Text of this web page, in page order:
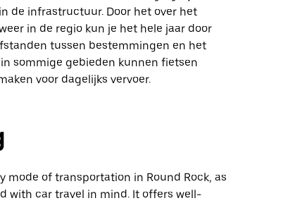
de infrastructuur. Door het over het
in de regio kun je het hele jaar door
tussen bestemmingen en het
sommige gebieden kunnen fietsen
voor dagelijks vervoer.
mode of transportation in Round Rock, as
with car travel in mind. It offers well-